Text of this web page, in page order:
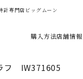
専門店ビッグムーン
購入方法店舗情報
フ IW371605